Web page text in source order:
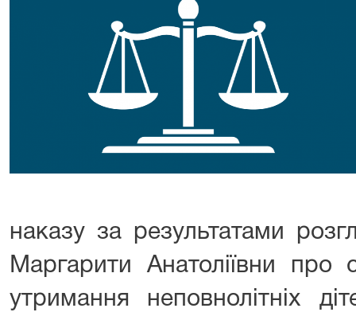
наказу за результатами
Маргарити Анатоліївни про
утримання неповнолітніх